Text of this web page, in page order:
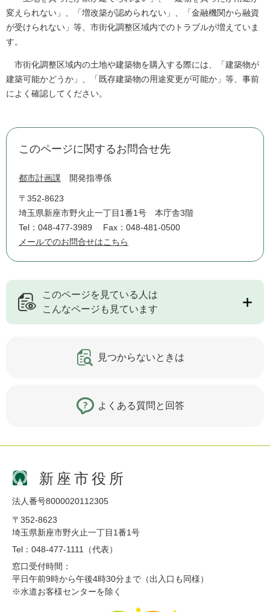
変えられない」、「増改築が認められない」、「金融機関から融資
が受けられない」等、市街化調整区域内でのトラブルが増えていま
す。
市街化調整区域内の土地や建築物を購入する際には、「建築物が
建築可能かどうか」、「既存建築物の用途変更が可能か」等、事前
によく確認してください。
このページに関するお問合せ先
都市計画課 開発指導係
〒352-8623
埼玉県新座市野火止一丁目1番1号 本庁舎3階
Tel：048-477-3989
Fax：048-481-0500
メールでのお問合せはこちら
このページを見ている人は
こんなページも見ています
見つからないときは
よくある質問と回答
新座市役所
法人番号8000020112305
〒352-8623
埼玉県新座市野火止一丁目1番1号
Tel：048-477-1111（代表）
窓口受付時間：
平日午前9時から午後4時30分まで（出入口も同様）
※水道お客様センターを除く